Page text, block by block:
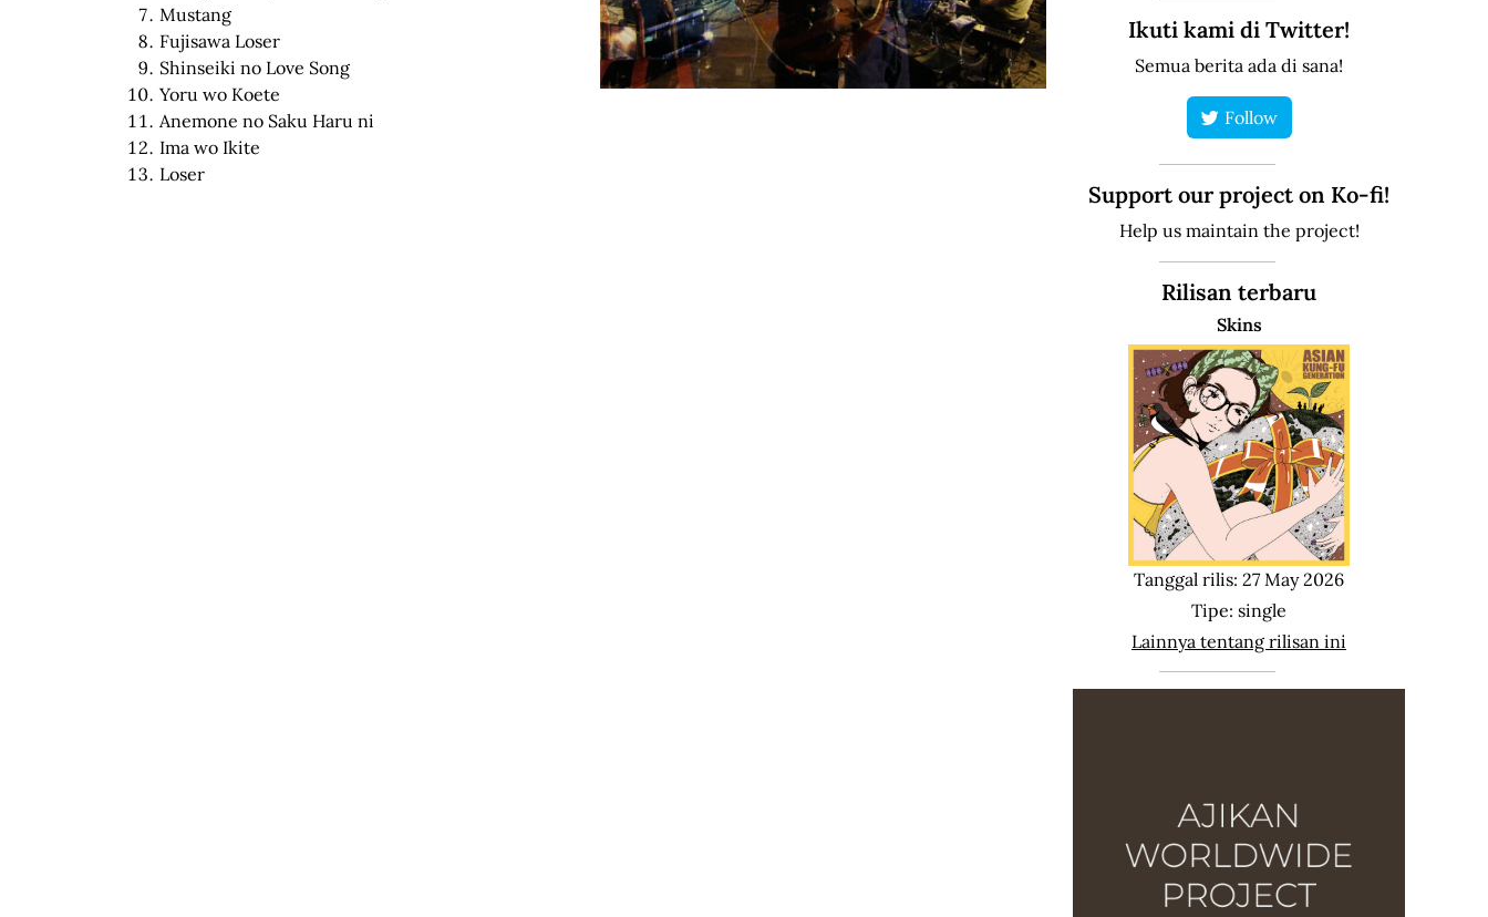
Mustang
Fujisawa Loser
Shinseiki no Love Song
Yoru wo Koete
Anemone no Saku Haru ni
Ima wo Ikite
Loser
Ikuti kami di Twitter!
Semua berita ada di sana!
Follow
Support our project on Ko-fi!
Help us maintain the project!
Rilisan terbaru
Skins
Tanggal rilis: 27 May 2026
Tipe: single
Lainnya tentang rilisan ini